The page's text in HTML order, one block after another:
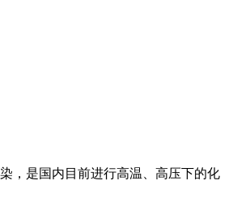
，是国内目前进行高温、高压下的化